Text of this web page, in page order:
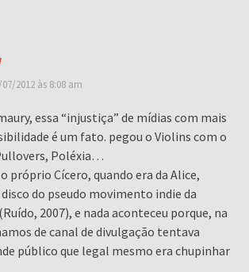
2012 às 8:08 am
essa “injustiça” de mídias com mais
é um fato. pegou o Violins com o
Poléxia…
próprio Cícero, quando era da Alice,
do pseudo movimento indie da
2007), e nada aconteceu porque, na
de canal de divulgação tentava
público que legal mesmo era chupinhar